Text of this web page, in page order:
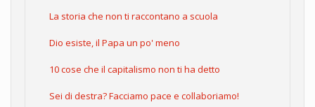
La storia che non ti raccontano a scuola
Dio esiste, il Papa un po' meno
10 cose che il capitalismo non ti ha detto
Sei di destra? Facciamo pace e collaboriamo!